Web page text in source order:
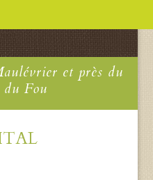
et près du
Fou